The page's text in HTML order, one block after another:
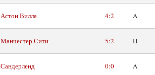
Астон Вилла 4:2 A
Манчестер Сити 5:2 H
Сандерленд 0:0 A